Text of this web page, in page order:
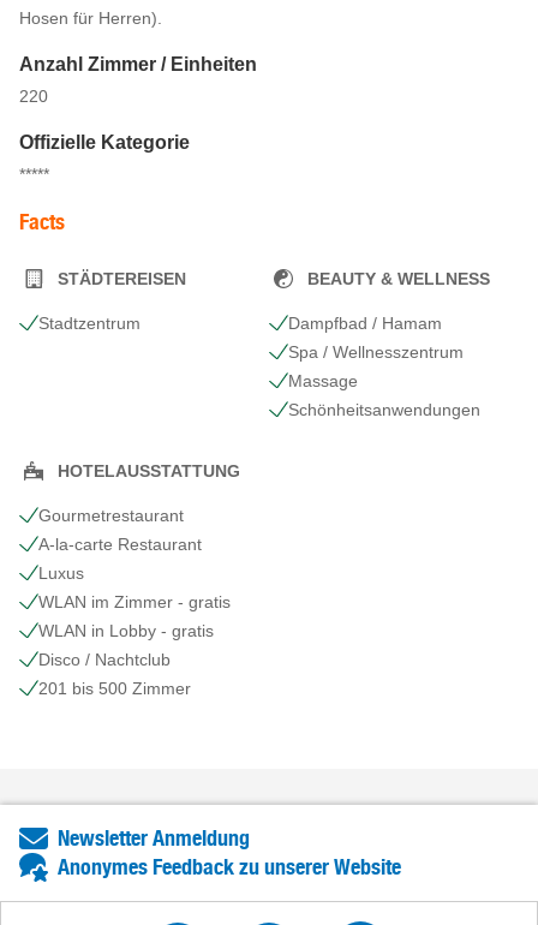
Hosen für Herren).
Anzahl Zimmer / Einheiten
220
Offizielle Kategorie
*****
Facts
STÄDTEREISEN
Stadtzentrum
BEAUTY & WELLNESS
Dampfbad / Hamam
Spa / Wellnesszentrum
Massage
Schönheits​anwendungen
HOTELAUSSTATTUNG
Gourmetrestaurant
A-la-carte Restaurant
Luxus
WLAN im Zimmer - gratis
WLAN in Lobby - gratis
Disco / Nachtclub
201 bis 500 Zimmer
Newsletter Anmeldung
Anonymes Feedback zu unserer Website